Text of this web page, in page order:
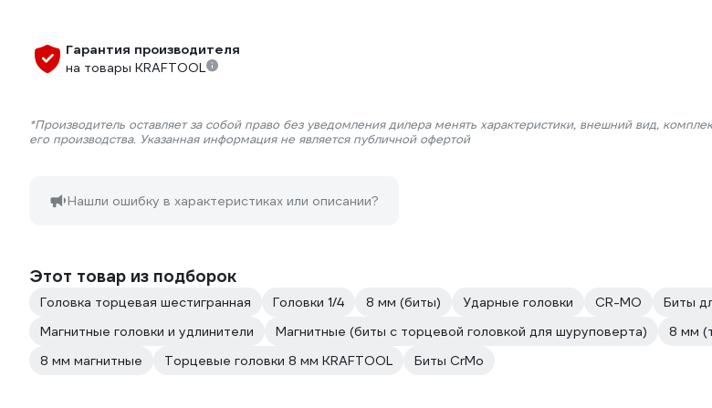
Гарантия производителя
на товары KRAFTOOL
*Производитель оставляет за собой право без уведомления дилера менять характеристики, внешний вид,
его производства. Указанная информация не является публичной офертой
Нашли ошибку в характеристиках или описании?
Этот товар из подборок
Головка торцевая шестигранная Головки 1/4 8 мм (биты) Ударные головки CR-MO Биты
Магнитные головки и удлинители
Магнитные (биты с торцевой головкой для шуруповерта) 8 мм
8 мм магнитные
Торцевые головки 8 мм KRAFTOOL Биты CrMo